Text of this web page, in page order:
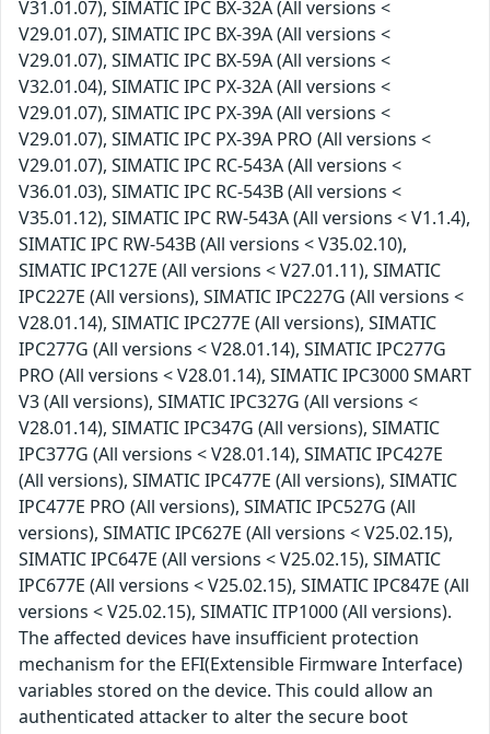
V31.01.07), SIMATIC IPC BX-32A (All versions <
V29.01.07), SIMATIC IPC BX-39A (All versions <
V29.01.07), SIMATIC IPC BX-59A (All versions <
V32.01.04), SIMATIC IPC PX-32A (All versions <
V29.01.07), SIMATIC IPC PX-39A (All versions <
V29.01.07), SIMATIC IPC PX-39A PRO (All versions <
V29.01.07), SIMATIC IPC RC-543A (All versions <
V36.01.03), SIMATIC IPC RC-543B (All versions <
V35.01.12), SIMATIC IPC RW-543A (All versions < V1.1.4),
SIMATIC IPC RW-543B (All versions < V35.02.10),
SIMATIC IPC127E (All versions < V27.01.11), SIMATIC
IPC227E (All versions), SIMATIC IPC227G (All versions <
V28.01.14), SIMATIC IPC277E (All versions), SIMATIC
IPC277G (All versions < V28.01.14), SIMATIC IPC277G
PRO (All versions < V28.01.14), SIMATIC IPC3000 SMART
V3 (All versions), SIMATIC IPC327G (All versions <
V28.01.14), SIMATIC IPC347G (All versions), SIMATIC
IPC377G (All versions < V28.01.14), SIMATIC IPC427E
(All versions), SIMATIC IPC477E (All versions), SIMATIC
IPC477E PRO (All versions), SIMATIC IPC527G (All
versions), SIMATIC IPC627E (All versions < V25.02.15),
SIMATIC IPC647E (All versions < V25.02.15), SIMATIC
IPC677E (All versions < V25.02.15), SIMATIC IPC847E (All
versions < V25.02.15), SIMATIC ITP1000 (All versions).
The affected devices have insufficient protection
mechanism for the EFI(Extensible Firmware Interface)
variables stored on the device. This could allow an
authenticated attacker to alter the secure boot